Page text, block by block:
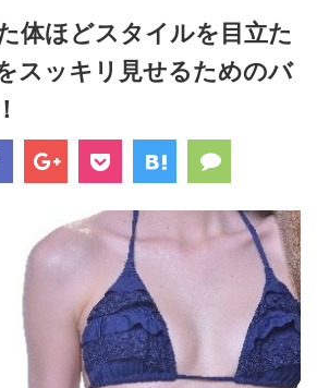
体ほどスタイルを目立た
スッキリ見せるためのバ